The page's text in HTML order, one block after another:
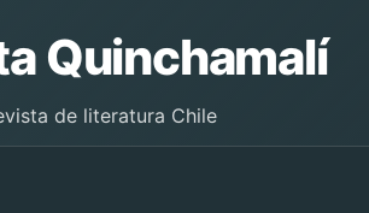
Quinchamalí
de literatura Chile